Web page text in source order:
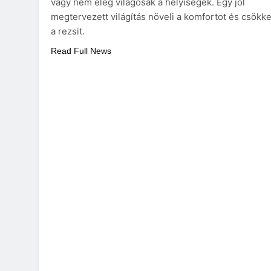
megtervezett világítás növeli a komfortot és
a rezsit.
Read Full News